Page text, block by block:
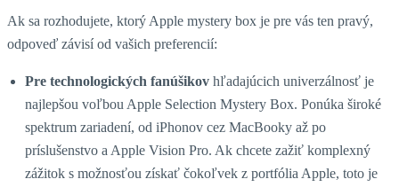
Ak sa rozhodujete, ktorý Apple mystery box je pre vás ten pravý,
odpoveď závisí od vašich preferencií:
Pre technologických fanúšikov hľadajúcich univerzálnosť je
najlepšou voľbou Apple Selection Mystery Box. Ponúka široké
spektrum zariadení, od iPhonov cez MacBooky až po
príslušenstvo a Apple Vision Pro. Ak chcete zažiť komplexný
zážitok s možnosťou získať čokoľvek z portfólia Apple, toto je